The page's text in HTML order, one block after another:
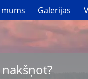
Galerijas